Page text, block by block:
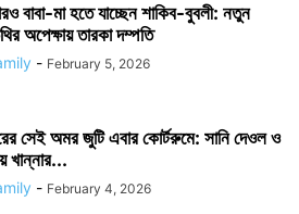
বাবা-মা হতে যাচ্ছেন শাকিব-বুবলী: নতুন
অপেক্ষায় তারকা দম্পতি
- February 5, 2026
সেই অমর জুটি এবার কোর্টরুমে: সানি দেওল ও
খান্নার...
- February 4, 2026